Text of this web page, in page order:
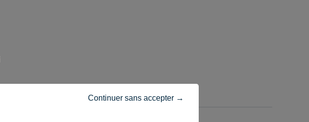
Continuer sans accepter →